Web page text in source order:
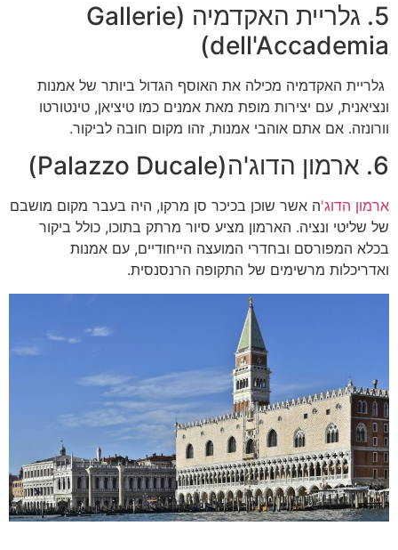
5. גלריית האקדמיה (Gallerie
dell'Accademia)
גלריית האקדמיה מכילה את האוסף הגדול ביותר של אמנות
ונציאנית, עם יצירות מופת מאת אמנים כמו טיציאן, טינטורטו
וורונזה. אם אתם אוהבי אמנות, זהו מקום חובה לביקור.
6. ארמון הדוג'ה(Palazzo Ducale)
ארמון הדוג'ה אשר שוכן בכיכר סן מרקו, היה בעבר מקום מושבם
של שליטי ונציה. הארמון מציע סיור מרתק בתוכו, כולל ביקור
בכלא המפורסם ובחדרי המועצה הייחודיים, עם אמנות
ואדריכלות מרשימים של התקופה הרנסנסית.